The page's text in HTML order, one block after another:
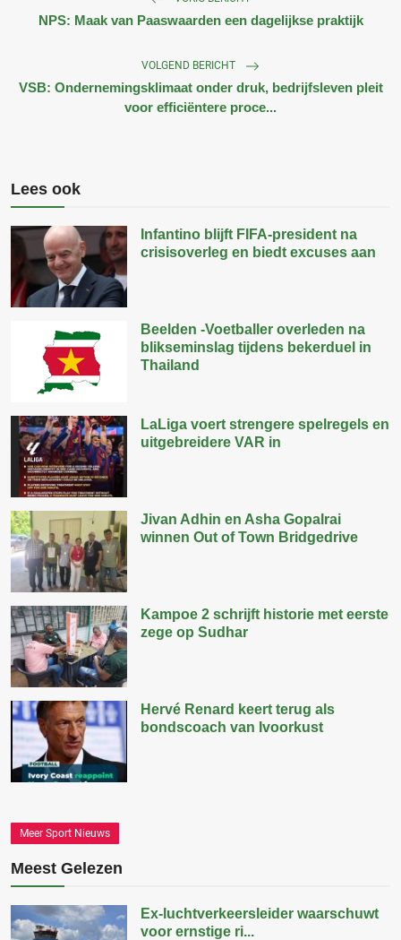
NPS: Maak van Paaswaarden een dagelijkse praktijk
VOLGEND BERICHT
VSB: Ondernemingsklimaat onder druk, bedrijfsleven pleit
voor efficiëntere proce...
Lees ook
Infantino blijft FIFA-president na
crisisoverleg en biedt excuses aan
Beelden -Voetballer overleden na
blikseminslag tijdens bekerduel in
Thailand
LaLiga voert strengere spelregels en
uitgebreidere VAR in
Jivan Adhin en Asha Gopalrai
winnen Out of Town Bridgedrive
Kampoe 2 schrijft historie met eerste
zege op Sudhar
Hervé Renard keert terug als
bondscoach van Ivoorkust
Meer Sport Nieuws
Meest Gelezen
Ex-luchtverkeersleider waarschuwt
voor ernstige ri...